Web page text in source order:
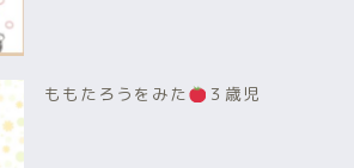
ももたろうをみた ３歳児